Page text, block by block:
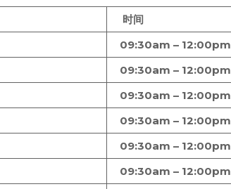
时间
09:30am – 12:00pm
09:30am – 12:00pm
09:30am – 12:00pm
09:30am – 12:00pm
09:30am – 12:00pm
09:30am – 12:00pm